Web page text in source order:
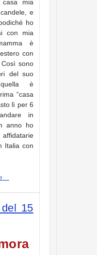
mia
e
ho
con mia
è
con
sono
del suo
è
“casa
lì per 6
in
anno ho
Italia con
15